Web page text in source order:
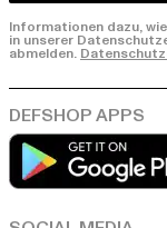
Informationen dazu,
in unserer
abmelden.